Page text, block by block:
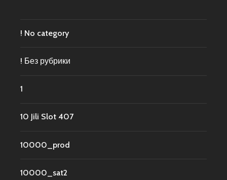
! No category
! Без рубрики
1
10 Jili Slot 407
10000_prod
10000_sat2